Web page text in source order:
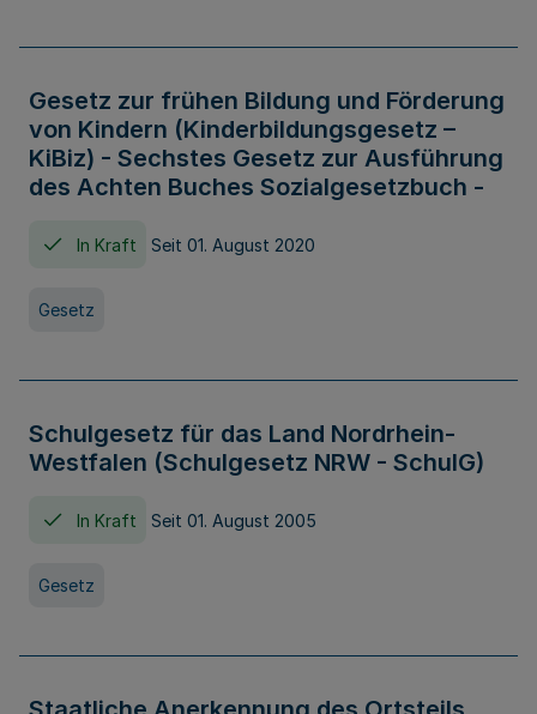
Gesetz zur frühen Bildung und Förderung
von Kindern (Kinderbildungsgesetz –
KiBiz) - Sechstes Gesetz zur Ausführung
des Achten Buches Sozialgesetzbuch -
In Kraft Seit 01. August 2020
Gesetz
Schulgesetz für das Land Nordrhein-
Westfalen (Schulgesetz NRW - SchulG)
In Kraft Seit 01. August 2005
Gesetz